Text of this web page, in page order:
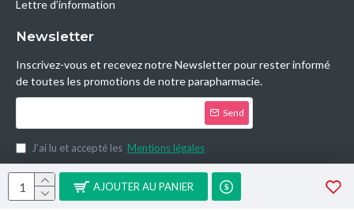
AJOUTER AU PANIER
Lettre d’information
Newsletter
Inscrivez-vous et recevez notre Newsletter pour rester informé
de toutes les promotions de notre parapharmacie.
Send
J’ai lu et accepté les Mentions légales
Copyright © 2014, Parashop.tn, All Rights Reserved.